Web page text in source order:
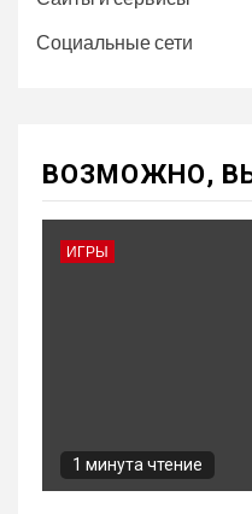
Социальные сети
ВОЗМОЖНО,
ИГРЫ
1 минута чтение